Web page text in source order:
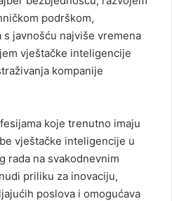
podrškom,
javnošću najviše vremena
vještačke inteligencije
kompanije
koje trenutno imaju
vještačke inteligencije u
rada na svakodnevnim
priliku za inovaciju,
poslova i omogućava